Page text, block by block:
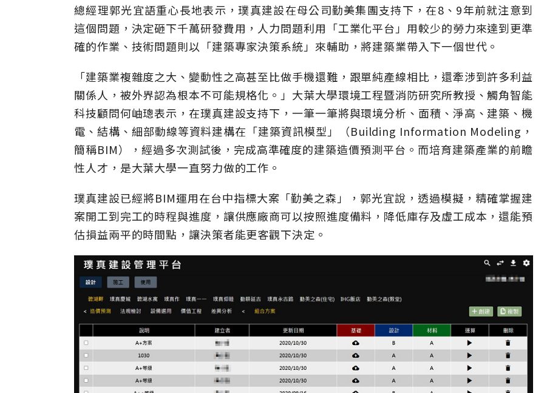
總經理郭光宜語重心長地表示，璞真建設在母公司勤美集團支持下，在8、9年前就注意到
這個問題，決定砸下千萬研發費用，人力問題利用「工業化平台」用較少的勞力來達到更準
確的作業、技術問題則以「建築專家決策系統」來輔助，將建築業帶入下一個世代。
「建築業複雜度之大、變動性之高甚至比做手機還難，跟單純產線相比，還牽涉到許多利益
關係人，被外界認為根本不可能規格化。」大葉大學環境工程暨消防研究所教授、觸角智能
科技顧問何岫璁表示，在璞真建設支持下，一筆一筆將與環境分析、面積、淨高、建築、機
電、結構、細部動線等資料建構在「建築資訊模型」（Building Information Modeling，
簡稱BIM），經過多次測試後，完成高準確度的建築造價預測平台。而培育建築產業的前瞻
性人才，是大葉大學一直努力做的工作。
璞真建設已經將BIM運用在台中指標大案「勤美之森」，郭光宜說，透過模擬，精確掌握建
案開工到完工的時程與進度，讓供應廠商可以按照進度備料，降低庫存及虛工成本，還能預
估損益兩平的時間點，讓決策者能更客觀下決定。